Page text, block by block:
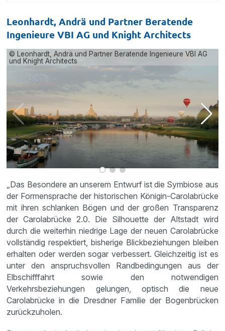
Leonhardt, Andrä und Partner Beratende
Ingenieure VBI AG und Knight Architects
© Leonhardt, Andrä und Partner Beratende Ingenieure VBI AG
und Knight Architects
„Das Besondere an unserem Entwurf ist die Symbiose aus
der Formensprache der historischen Königin-Carolabrücke
mit ihren schlanken Bögen und der großen Transparenz
der Carolabrücke 2.0. Die Silhouette der Altstadt wird
durch die weiterhin niedrige Lage der neuen Carolabrücke
vollständig respektiert, bisherige Blickbeziehungen bleiben
erhalten oder werden sogar verbessert. Gleichzeitig ist es
unter den anspruchsvollen Randbedingungen aus der
Elbschifffahrt sowie den notwendigen
Verkehrsbeziehungen gelungen, optisch die neue
Carolabrücke in die Dresdner Familie der Bogenbrücken
zurückzuholen.